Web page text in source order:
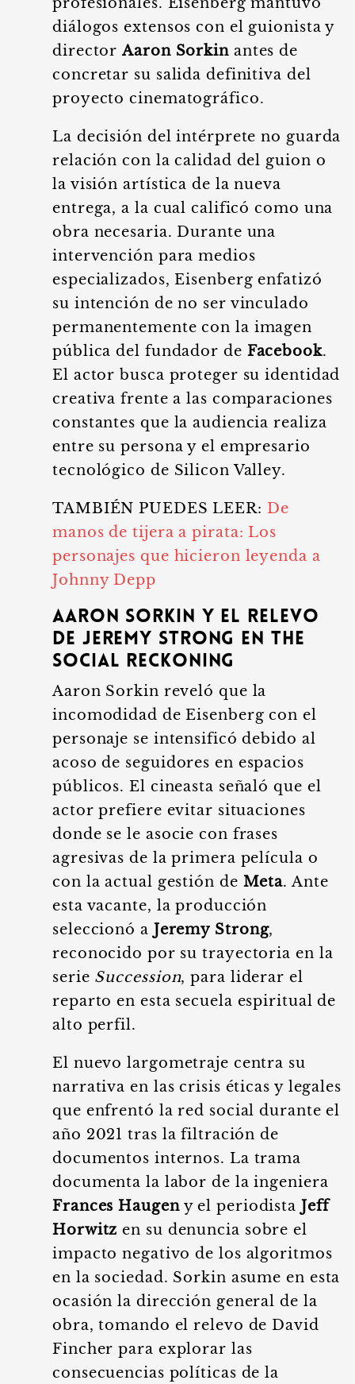
diálogos extensos con el guionista y
directorAaron Sorkinantes de
concretar su salida definitiva del
proyecto cinematográfico.
La decisión del intérprete no guarda
relación con la calidad del guion o
la visión artística de la nueva
entrega, a la cual calificó como una
obra necesaria. Durante una
intervención para medios
especializados, Eisenberg enfatizó
su intención de no ser vinculado
permanentemente con la imagen
pública del fundador de Facebook.
El actor busca proteger su identidad
creativa frente a las comparaciones
constantes que la audiencia realiza
entre su persona y el empresario
tecnológico de Silicon Valley.
TAMBIÉN PUEDES LEER: De
manos de tijera a pirata: Los
personajes que hicieron leyenda a
Johnny Depp
Aaron Sorkin y el relevo
de Jeremy Strong en The
Social Reckoning
Aaron Sorkin reveló que la
incomodidad de Eisenberg con el
personaje se intensificó debido al
acoso de seguidores en espacios
públicos. El cineasta señaló que el
actor prefiere evitar situaciones
donde se le asocie con frases
agresivas de la primera película o
con la actual gestión de Meta. Ante
esta vacante, la producción
seleccionó a Jeremy Strong,
reconocido por su trayectoria en la
serie Succession, para liderar el
reparto en esta secuela espiritual de
alto perfil.
El nuevo largometraje centra su
narrativa en las crisis éticas y legales
que enfrentó la red social durante el
año 2021 tras la filtración de
documentos internos. La trama
documenta la labor de la ingeniera
Frances Haugeny el periodista Jeff
Horwitz en su denuncia sobre el
impacto negativo de los algoritmos
en la sociedad. Sorkin asume en esta
ocasión la dirección general de la
obra, tomando el relevo de David
Fincher para explorar las
consecuencias políticas de la